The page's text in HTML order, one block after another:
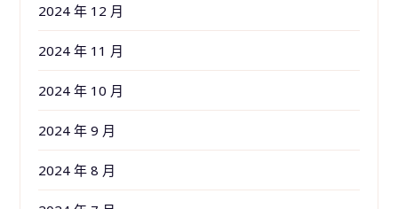
2024 年 12 月
2024 年 11 月
2024 年 10 月
2024 年 9 月
2024 年 8 月